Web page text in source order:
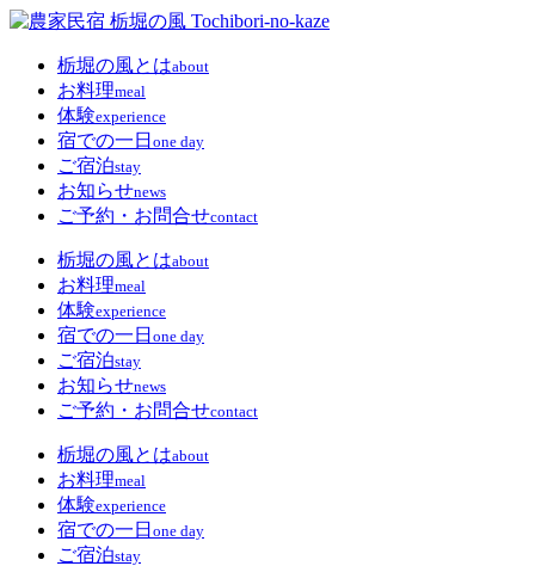
栃堀の風とはabout
お料理meal
体験experience
宿での一日 one day
ご宿泊stay
お知らせnews
ご予約・お問合せcontact
栃堀の風とはabout
お料理meal
体験experience
宿での一日 one day
ご宿泊stay
お知らせnews
ご予約・お問合せcontact
栃堀の風とはabout
お料理meal
体験experience
宿での一日 one day
ご宿泊stay